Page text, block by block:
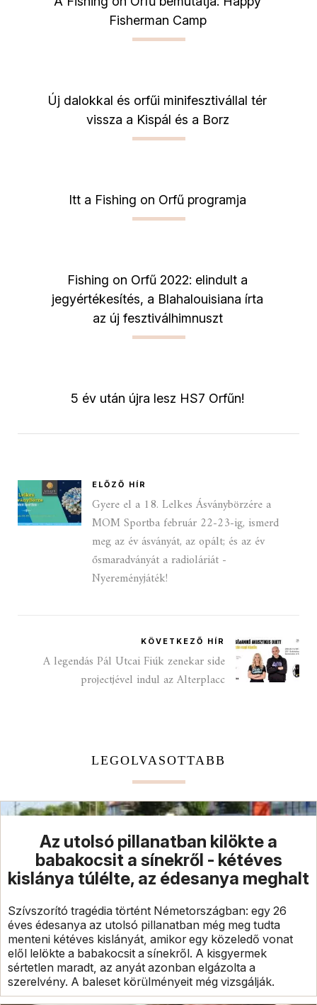
Fisherman Camp
Új dalokkal és orfűi minifesztivállal tér
vissza a Kispál és a Borz
Itt a Fishing on Orfű programja
Fishing on Orfű 2022: elindult a
jegyértékesítés, a Blahalouisiana írta
az új fesztiválhimnuszt
5 év után újra lesz HS7 Orfűn!
ELŐZŐ HÍR
Gyere el a 18. Lelkes Ásványbörzére a
MOM Sportba február 22-23-ig, ismerd
meg az év ásványát, az opált; és az év
ősmaradványát a radioláriát -
Nyereményjáték!
KÖVETKEZŐ HÍR
A legendás Pál Utcai Fiúk zenekar side
projectjével indul az Alterplacc
LEGOLVASOTTABB
Az utolsó pillanatban kilökte a
babakocsit a sínekről - kétéves
kislánya túlélte, az édesanya meghalt
Szívszorító tragédia történt Németországban: egy 26
éves édesanya az utolsó pillanatban még meg tudta
menteni kétéves kislányát, amikor egy közeledő vonat
elől lelökte a babakocsit a sínekről. A kisgyermek
sértetlen maradt, az anyát azonban elgázolta a
szerelvény. A baleset körülményeit még vizsgálják.